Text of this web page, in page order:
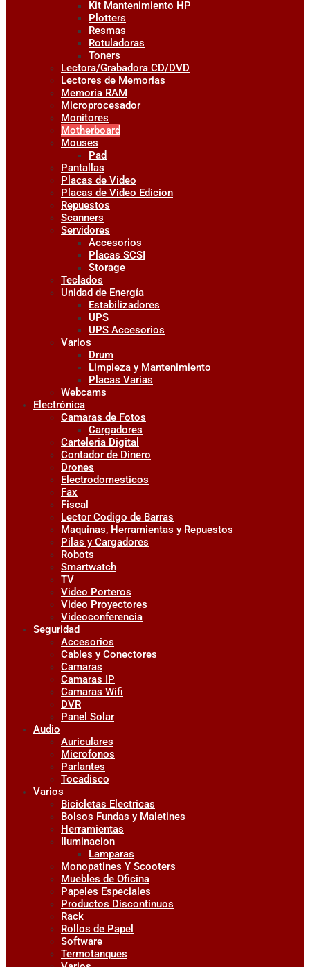
Kit Mantenimiento HP
Plotters
Resmas
Rotuladoras
Toners
Lectora/Grabadora CD/DVD
Lectores de Memorias
Memoria RAM
Microprocesador
Monitores
Motherboard
Mouses
Pad
Pantallas
Placas de Video
Placas de Video Edicion
Repuestos
Scanners
Servidores
Accesorios
Placas SCSI
Storage
Teclados
Unidad de Energía
Estabilizadores
UPS
UPS Accesorios
Varios
Drum
Limpieza y Mantenimiento
Placas Varias
Webcams
Electrónica
Camaras de Fotos
Cargadores
Carteleria Digital
Contador de Dinero
Drones
Electrodomesticos
Fax
Fiscal
Lector Codigo de Barras
Maquinas, Herramientas y Repuestos
Pilas y Cargadores
Robots
Smartwatch
TV
Video Porteros
Video Proyectores
Videoconferencia
Seguridad
Accesorios
Cables y Conectores
Camaras
Camaras IP
Camaras Wifi
DVR
Panel Solar
Audio
Auriculares
Microfonos
Parlantes
Tocadisco
Varios
Bicicletas Electricas
Bolsos Fundas y Maletines
Herramientas
Iluminacion
Lamparas
Monopatines Y Scooters
Muebles de Oficina
Papeles Especiales
Productos Discontinuos
Rack
Rollos de Papel
Software
Termotanques